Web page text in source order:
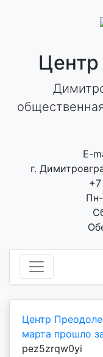
E-
г.
Центр
марта прошло
pez5zrqw0yi